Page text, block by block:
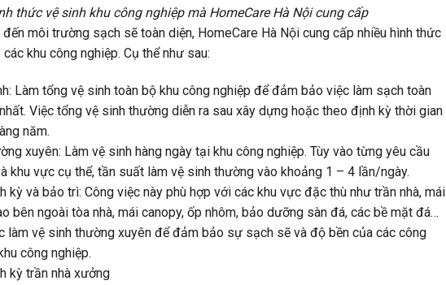
thức vệ sinh khu công nghiệp mà HomeCare Hà Nội cung cấp
đến môi trường sạch sẽ toàn diện, HomeCare Hà Nội cung cấp nhiều hình thức
khu công nghiệp. Cụ thể như sau:
Làm tổng vệ sinh toàn bộ khu công nghiệp để đảm bảo việc làm sạch toàn
Việc tổng vệ sinh thường diễn ra sau xây dựng hoặc theo định kỳ thời gian
năm.
xuyên: Làm vệ sinh hàng ngày tại khu công nghiệp. Tùy vào từng yêu cầu
khu vực cụ thể, tần suất làm vệ sinh thường vào khoảng 1 – 4 lần/ngày.
kỳ và bảo trì: Công việc này phù hợp với các khu vực đặc thù như trần nhà, mái
bên ngoài tòa nhà, mái canopy, ốp nhôm, bảo dưỡng sàn đá, các bề mặt đá…
làm vệ sinh thường xuyên để đảm bảo sự sạch sẽ và độ bền của các công
công nghiệp.
kỳ trần nhà xưởng